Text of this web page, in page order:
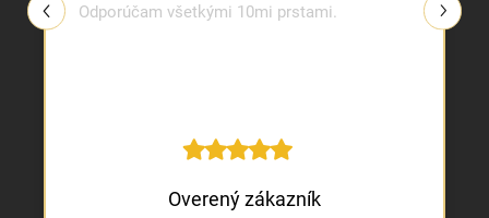
Odporúčam všetkými 10mi prstami.
Overený zákazník